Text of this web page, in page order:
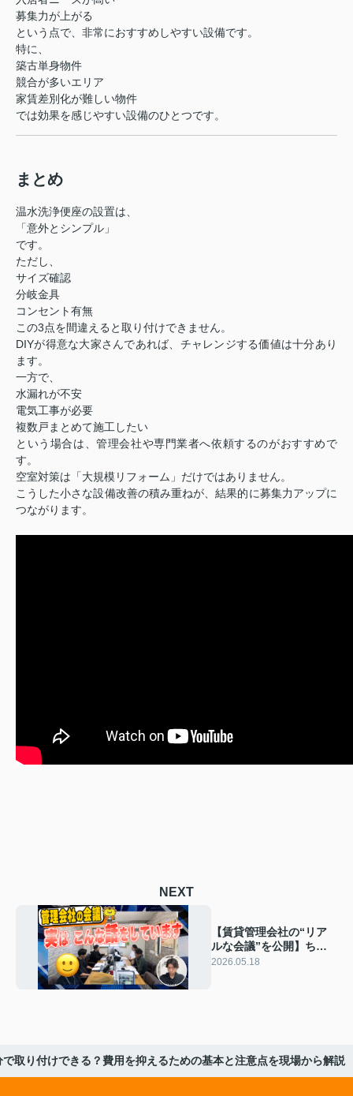
募集力が上がる
という点で、非常におすすめしやすい設備です。
特に、
築古単身物件
競合が多いエリア
家賃差別化が難しい物件
では効果を感じやすい設備のひとつです。
まとめ
温水洗浄便座の設置は、
「意外とシンプル」
です。
ただし、
サイズ確認
分岐金具
コンセント有無
この3点を間違えると取り付けできません。
DIYが得意な大家さんであれば、チャレンジする価値は十分あり
ます。
一方で、
水漏れが不安
電気工事が必要
複数戸まとめて施工したい
という場合は、管理会社や専門業者へ依頼するのがおすすめで
す。
空室対策は「大規模リフォーム」だけではありません。
こうした小さな設備改善の積み重ねが、結果的に募集力アップに
つながります。
NEXT
【賃貸管理会社の“リア
ルな会議”を公開】ちは
や不動産が社内ミーティ
2026.05.18
取り付けできる？費用を抑えるための基本と注意点を現場から解説